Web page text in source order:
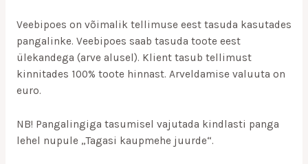
Veebipoes on võimalik tellimuse eest tasuda kasutades
pangalinke. Veebipoes saab tasuda toote eest
ülekandega (arve alusel). Klient tasub tellimust
kinnitades 100% toote hinnast. Arveldamise valuuta on
euro.
NB! Pangalingiga tasumisel vajutada kindlasti panga
lehel nupule „Tagasi kaupmehe juurde“.